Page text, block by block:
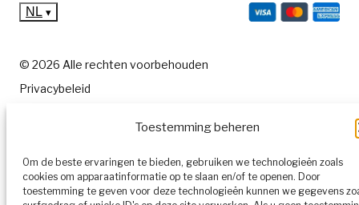
Toestemming beheren
Om de beste ervaringen te bieden, gebruiken we technologieën zoals
cookies om apparaatinformatie op te slaan en/of te openen. Door
toestemming te geven voor deze technologieën kunnen we gegevens
© 2026 Alle rechten voorbehouden
Privacybeleid
Sitemap
NL ▾